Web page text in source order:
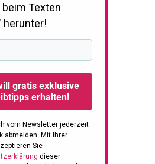
Texten
herunter!
gratis exklusive
erhalten!
vom Newsletter jederzeit
abmelden. Mit Ihrer
Sie
dieser